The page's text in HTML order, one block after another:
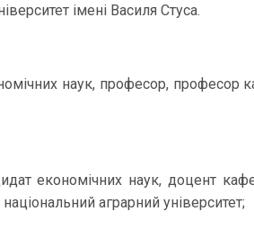
імені Василя Стуса.
наук, професор,
економічних наук, доцент
аграрний університет;